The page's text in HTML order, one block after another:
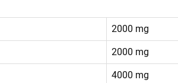
2000 mg
2000 mg
4000 mg